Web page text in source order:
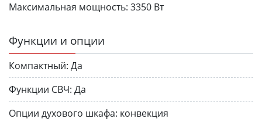
Максимальная мощность: 3350 Вт
Функции и опции
Компактный: Да
Функции СВЧ: Да
Опции духового шкафа: конвекция